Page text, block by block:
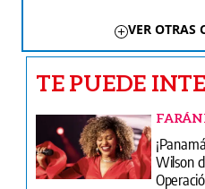
VER OTRAS
TE PUEDE
Wilson